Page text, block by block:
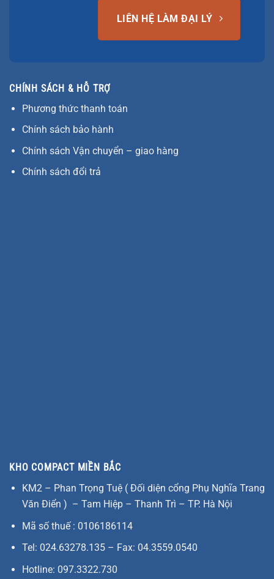
LIÊN HỆ LÀM ĐẠI LÝ
CHÍNH SÁCH & HỖ TRỢ
Phương thức thanh toán
Chính sách bảo hành
Chính sách Vận chuyển – giao hàng
Chính sách đổi trả
KHO COMPACT MIỀN BẮC
KM2 – Phan Trọng Tuệ ( Đối diện cổng Phụ Nghĩa Trang
Văn Điển ) – Tam Hiệp – Thanh Trì – TP. Hà Nội
Mã số thuế : 0106186114
Tel: 024.63278.135 – Fax: 04.3559.0540
Hotline: 097.3322.730